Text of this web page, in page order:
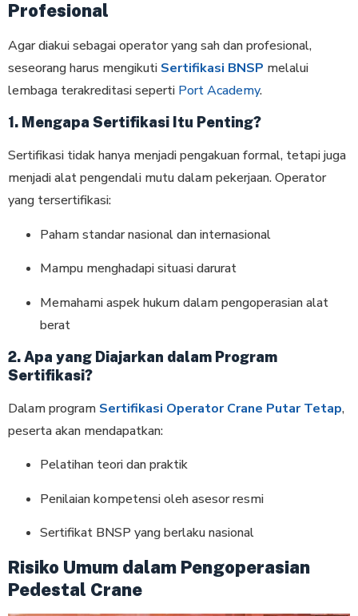
Profesional
Agar diakui sebagai operator yang sah dan profesional,
seseorang harus mengikuti Sertifikasi BNSP melalui
lembaga terakreditasi seperti Port Academy.
1. Mengapa Sertifikasi Itu Penting?
Sertifikasi tidak hanya menjadi pengakuan formal, tetapi juga
menjadi alat pengendali mutu dalam pekerjaan. Operator
yang tersertifikasi:
Paham standar nasional dan internasional
Mampu menghadapi situasi darurat
Memahami aspek hukum dalam pengoperasian alat
berat
2. Apa yang Diajarkan dalam Program
Sertifikasi?
Dalam program Sertifikasi Operator Crane Putar Tetap,
peserta akan mendapatkan:
Pelatihan teori dan praktik
Penilaian kompetensi oleh asesor resmi
Sertifikat BNSP yang berlaku nasional
Risiko Umum dalam Pengoperasian
Pedestal Crane